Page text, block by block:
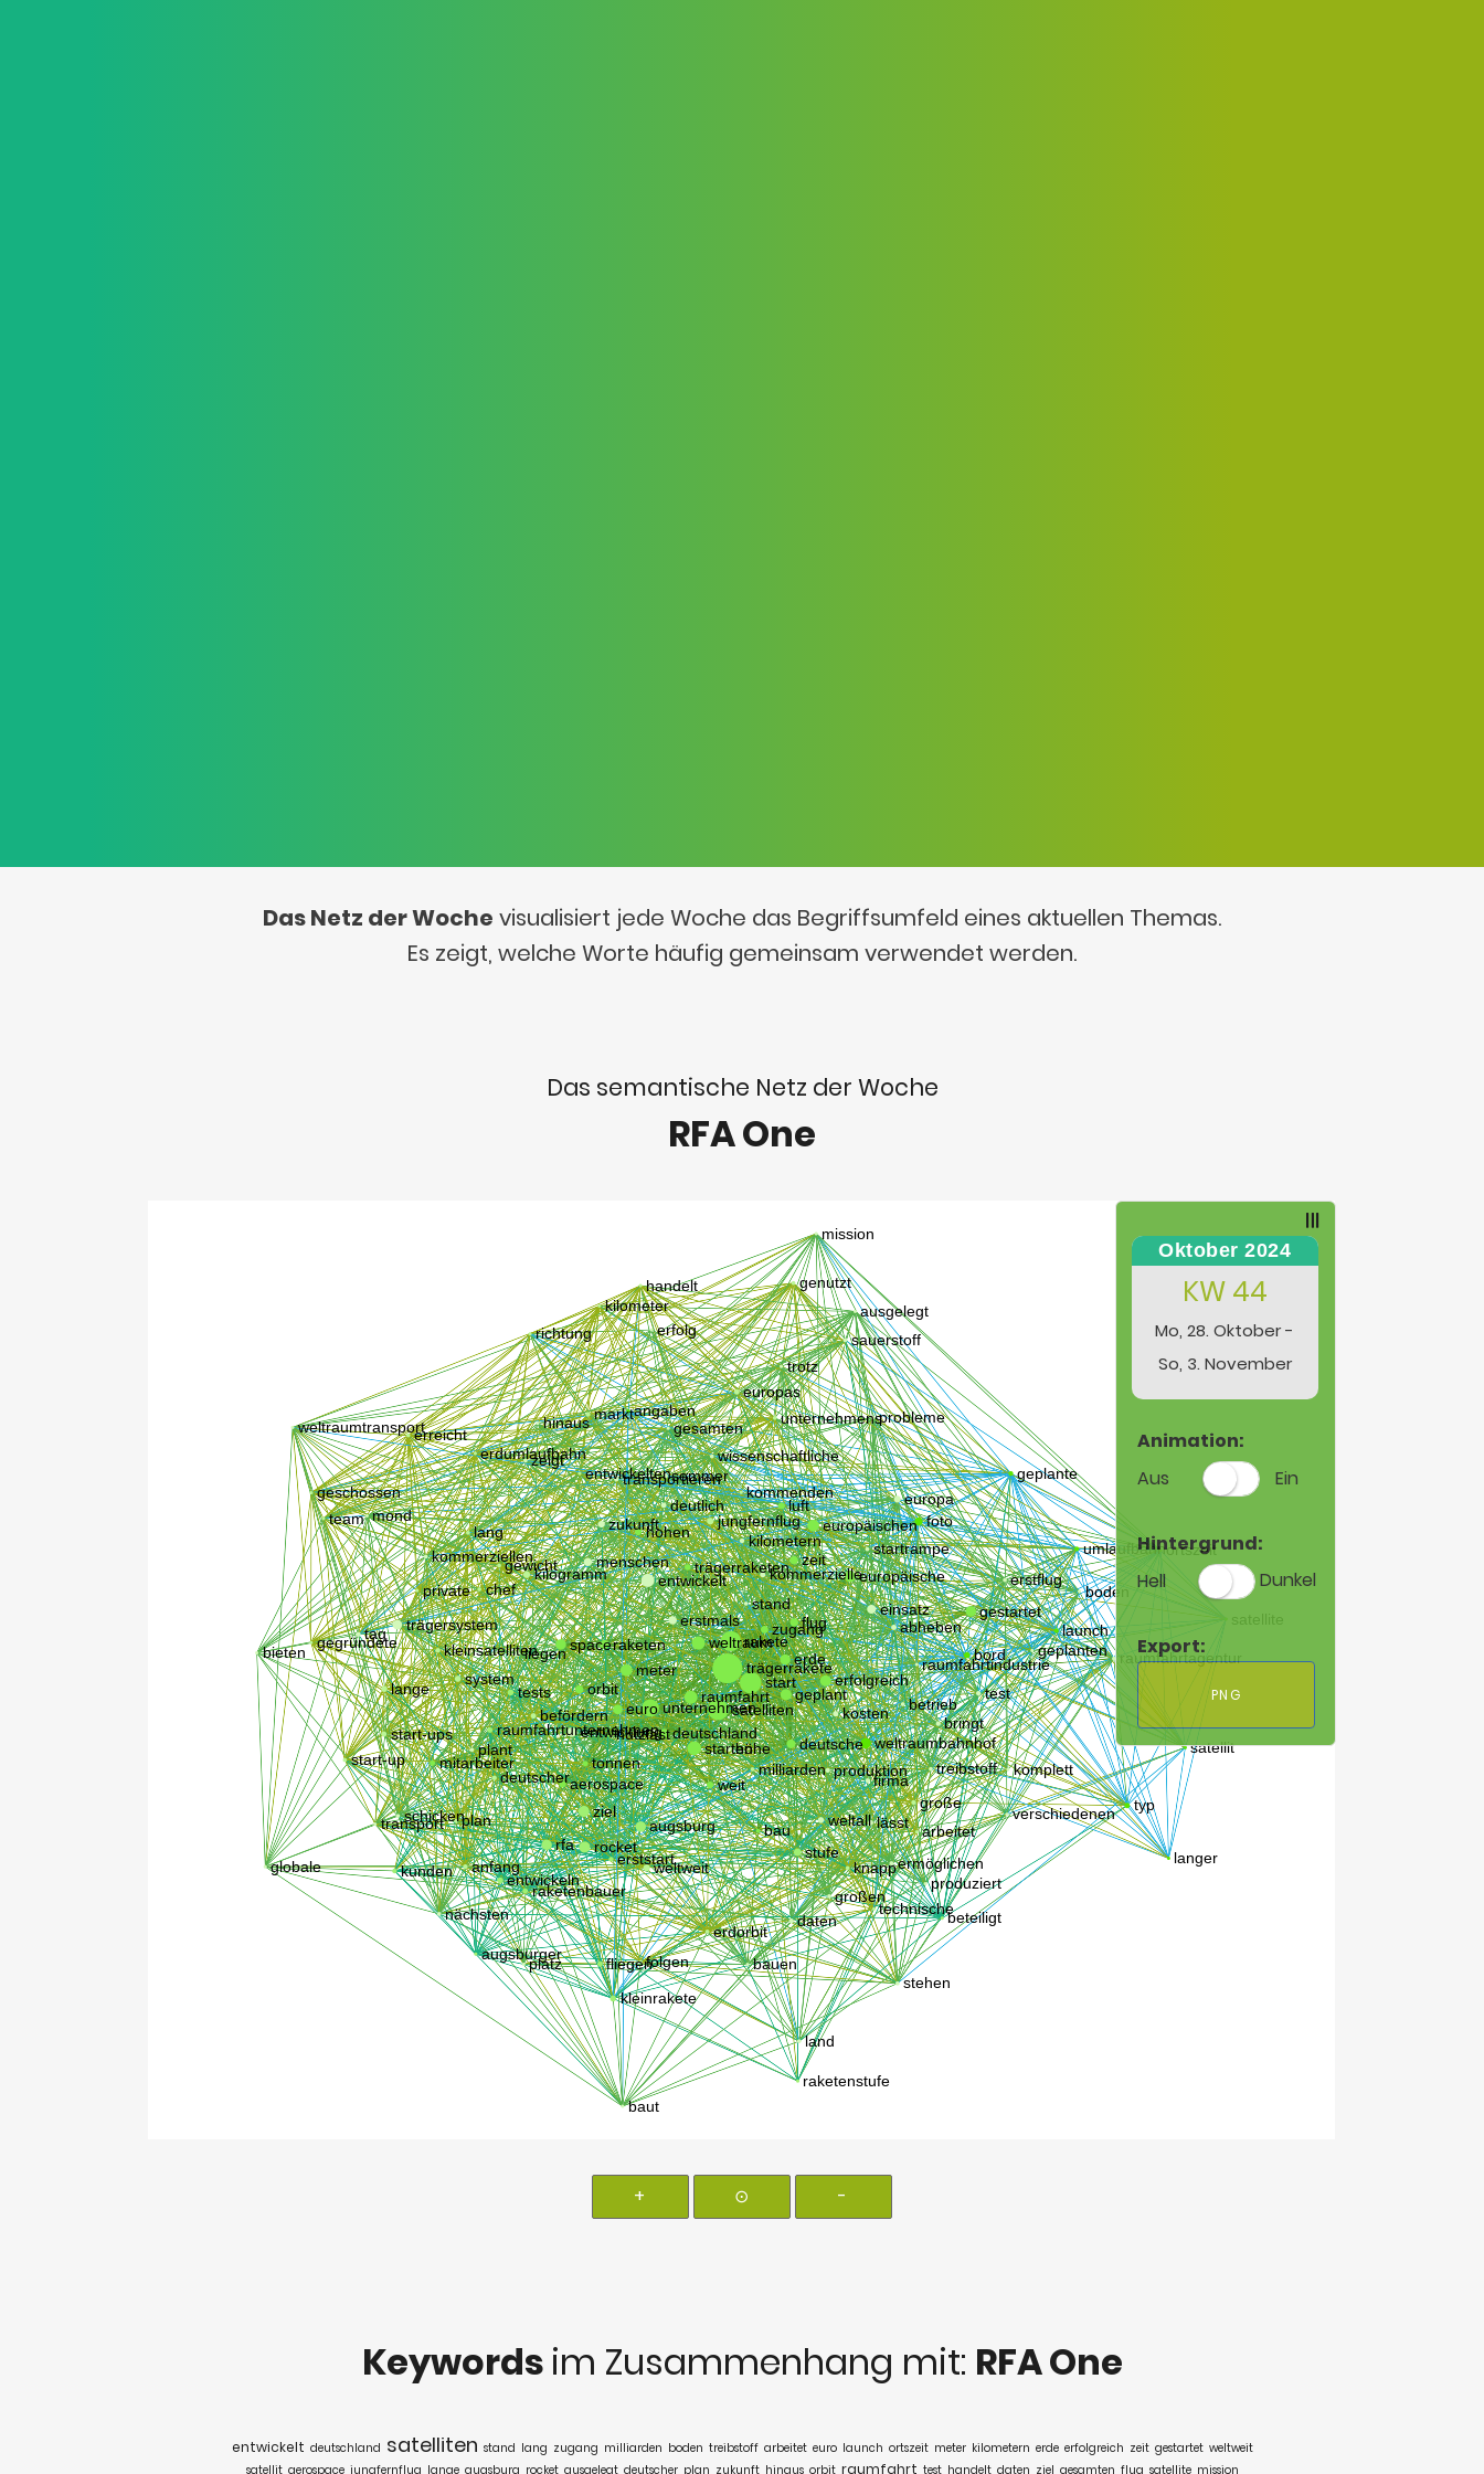
Das Netz der Woche visualisiert jede Woche das Begriffsumfeld eines aktuellen Themas.
Es zeigt, welche Worte häufig gemeinsam verwendet werden.
Das semantische Netz der Woche
RFA One
+ ⊙ -
Oktober 2024
KW 44
Mo, 28. Oktober -
So, 3. November
Animation:
Aus
Ein
Hintergrund:
Hell
Dunkel
Export:
PNG
Keywords im Zusammenhang mit: RFA One
entwickelt deutschland satelliten stand lang zugang milliarden boden treibstoff arbeitet euro launch ortszeit meter kilometern erde erfolgreich zeit gestartet weltweit
satellit aerospace jungfernflug lange augsburg rocket ausgelegt deutscher plan zukunft hinaus orbit raumfahrt test handelt daten ziel gesamten flug satellite mission